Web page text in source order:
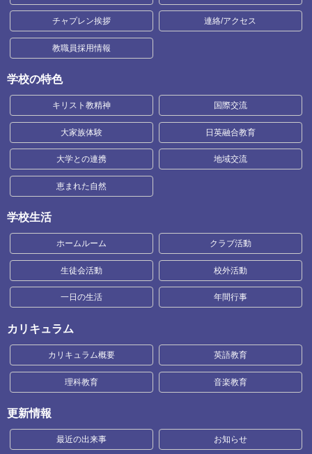
チャプレン挨拶 連絡/アクセス
教職員採用情報
学校の特色
キリスト教精神 国際交流
大家族体験 日英融合教育
大学との連携 地域交流
恵まれた自然
学校生活
ホームルーム クラブ活動
生徒会活動 校外活動
一日の生活 年間行事
カリキュラム
カリキュラム概要 英語教育
理科教育 音楽教育
更新情報
最近の出来事 お知らせ